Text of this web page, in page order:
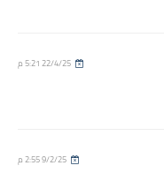
22/4/25 5:21 م
9/2/25 2:55 م